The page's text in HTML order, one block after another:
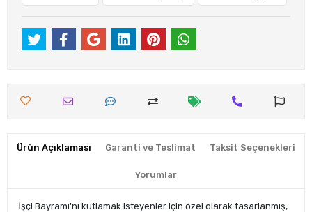
Ürün Açıklaması Garanti ve Teslimat Taksit Seçenekleri
Yorumlar
İşçi Bayramı'nı kutlamak isteyenler için özel olarak tasarlanmış,